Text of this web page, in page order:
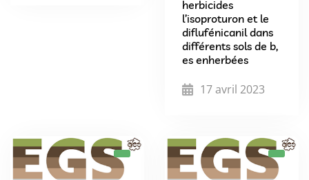
herbicides
l’isoproturon et le
diflufénicanil dans
différents sols de b,
es enherbées
17 avril 2023